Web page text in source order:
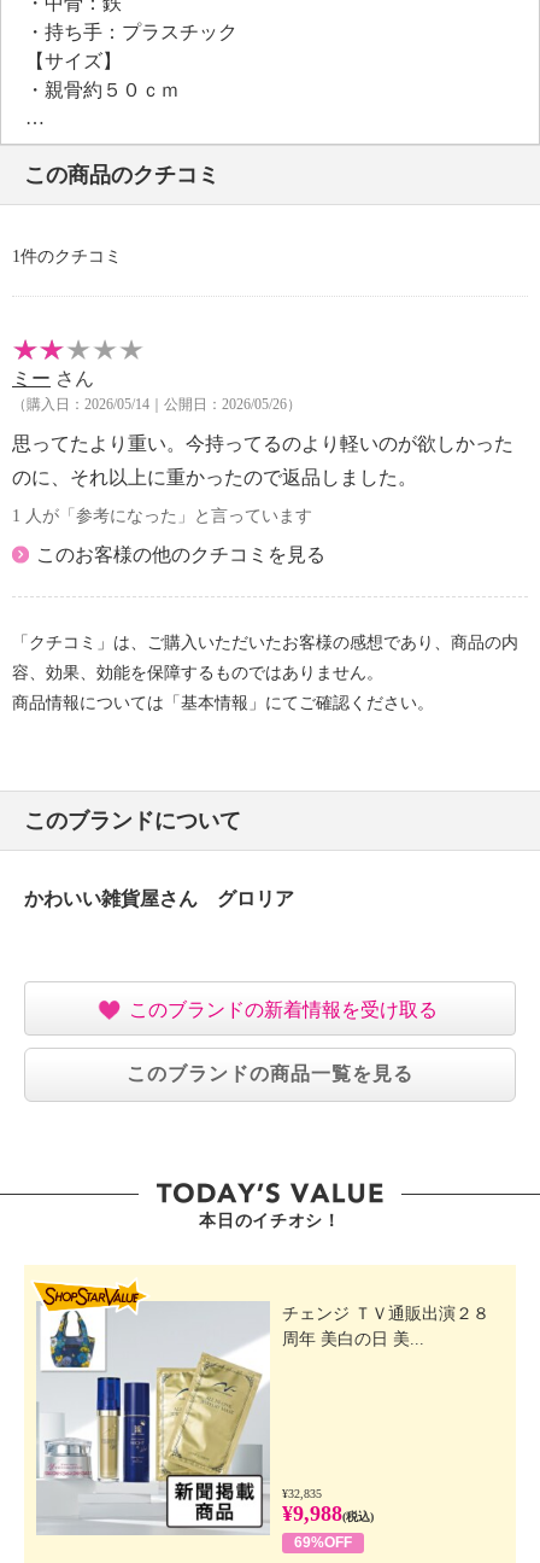
・持ち手：プラスチック
【サイズ】
・親骨約５０ｃｍ
・全長：（伸ばした時）約５２ｃｍ
：（折りたたみ時）約２２ｃｍ
【重さ】
・約２４５ｇ
・個体差あり
【原産国（地）】
この商品のクチコミ
1件のクチコミ
ミー さん
（購入日：2026/05/14｜公開日：2026/05/26）
思ってたより重い。今持ってるのより軽いのが欲しかった
のに、それ以上に重かったので返品しました。
1 人が「参考になった」と言っています
このお客様の他のクチコミを見る
「クチコミ」は、ご購入いただいたお客様の感想であり、商品の内
容、効果、効能を保障するものではありません。
商品情報については「基本情報」にてご確認ください。
このブランドについて
かわいい雑貨屋さん グロリア
このブランドの新着情報を受け取る
このブランドの商品一覧を見る
本日のイチオシ！
チェンジ ＴＶ通販出演２８
周年 美白の日 美...
¥32,835
¥9,988(税込)
69%OFF